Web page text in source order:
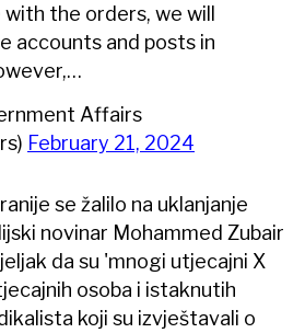
with the orders, we will
accounts and posts in
Affairs
February 21, 2024
se žalilo na uklanjanje
novinar Mohammed Zubair
da su 'mnogi utjecajni X
osoba i istaknutih
koji su izvještavali o